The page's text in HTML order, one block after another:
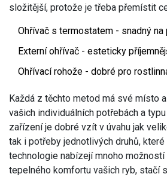
složitější, protože je třeba přemístit
Ohřívač s termostatem - snadný
Externí ohřívač - esteticky
Ohřívací rohože - dobré pro
Každá z těchto metod má své místo
vašich individuálních potřebách a
zařízení je dobré vzít v úvahu jak
tak i potřeby jednotlivých druhů,
technologie nabízejí mnoho
tepelného komfortu vašich ryb, stačí